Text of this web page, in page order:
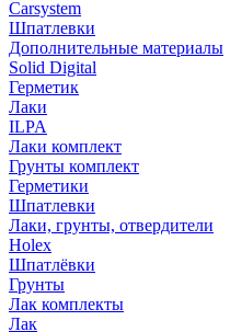
Carsystem
Шпатлевки
Дополнительные материалы
Solid Digital
Герметик
Лаки
ILPA
Лаки комплект
Грунты комплект
Герметики
Шпатлевки
Лаки, грунты, отвердители
Holex
Шпатлёвки
Грунты
Лак комплекты
Лак